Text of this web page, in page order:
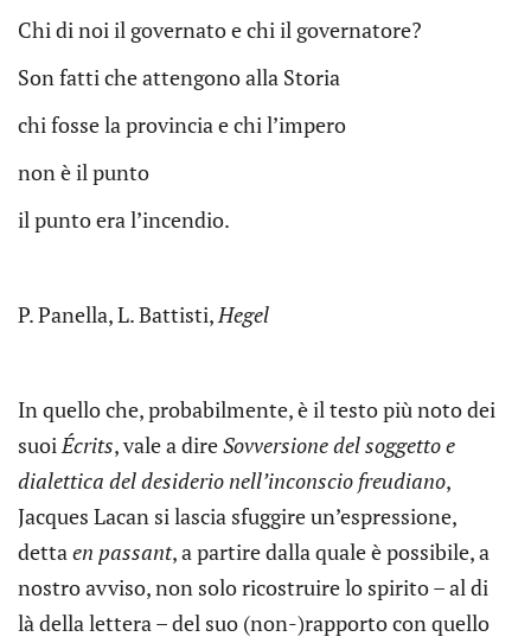
Chi di noi il governato e chi il governatore?
Son fatti che attengono alla Storia
chi fosse la provincia e chi l’impero
non è il punto
il punto era l’incendio.
P. Panella, L. Battisti,Hegel
In quello che, probabilmente, è il testo più noto dei
suoiÉcrits, vale a direSovversione del soggetto e
dialettica del desiderio nell’inconscio freudiano,
Jacques Lacan si lascia sfuggire un’espressione,
dettaen passant, a partire dalla quale è possibile, a
nostro avviso, non solo ricostruire lo spirito – al di
là della lettera – del suo (non-)rapporto con quello